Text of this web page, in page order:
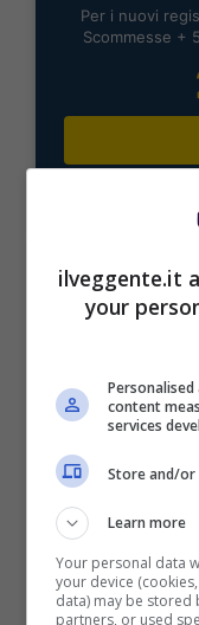
Per i nuovi
Scommesse +
Fino a
Per i nuovi utenti
Bonus
ilveggente.it
your
content
services
Store and/or
Learn more
Your personal data
your device
data) may be stored
partners, or used